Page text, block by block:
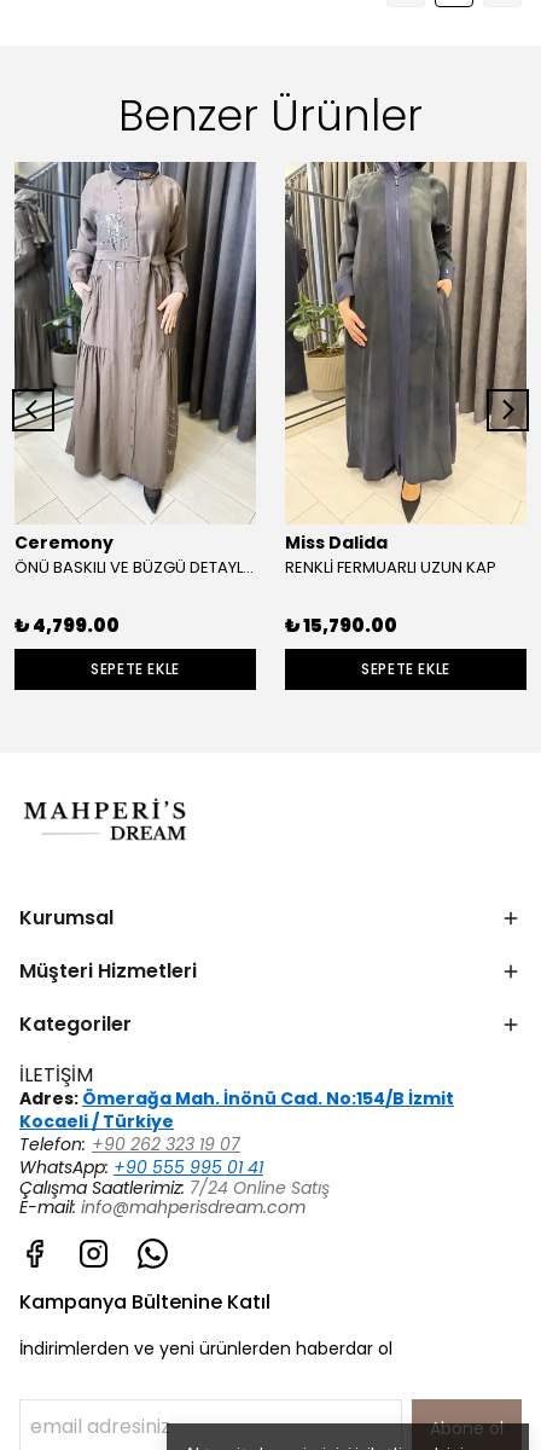
Benzer Ürünler
Ceremony
ÖNÜ BASKILI VE BÜZGÜ DETAYLI SAFARİ KAP
₺ 4,799.00
SEPETE EKLE
Miss Dalida
RENKLİ FERMUARLI UZUN KAP
₺ 15,790.00
SEPETE EKLE
Kurumsal
Müşteri Hizmetleri
Kategoriler
İLETİŞİM
Adres: Ömerağa Mah. İnönü Cad. No:154/B İzmit
Kocaeli / Türkiye
Telefon: +90 262 323 19 07
WhatsApp: +90 555 995 01 41
Çalışma Saatlerimiz: 7/24 Online Satış
E-mail: info@mahperisdream.com
Kampanya Bültenine Katıl
İndirimlerden ve yeni ürünlerden haberdar ol
Abone ol